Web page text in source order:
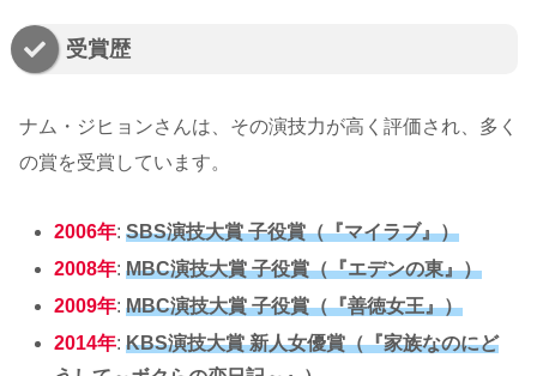
受賞歴
ナム・ジヒョンさんは、その演技力が高く評価され、多く
の賞を受賞しています。
2006年:SBS演技大賞 子役賞（『マイラブ』）
2008年:MBC演技大賞 子役賞（『エデンの東』）
2009年:MBC演技大賞 子役賞（『善徳女王』）
2014年:KBS演技大賞 新人女優賞（『家族なのにど